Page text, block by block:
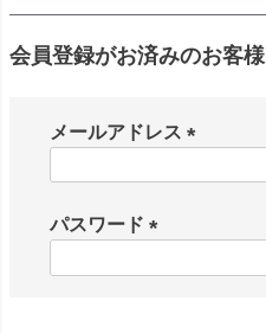
会員登録がお済みのお客様
メールアドレス
パスワード